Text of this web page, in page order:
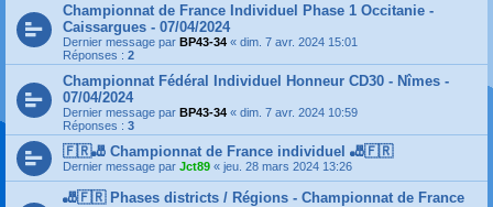
Championnat de France Individuel Phase 1 Occitanie -
Caissargues - 07/04/2024
Dernier message par BP43-34 « dim. 7 avr. 2024 15:01
Réponses : 2
Championnat Fédéral Individuel Honneur CD30 - Nîmes -
07/04/2024
Dernier message par BP43-34 « dim. 7 avr. 2024 10:59
Réponses : 3
🇫🇷🎳 Championnat de France individuel 🎳🇫🇷
Dernier message par Jct89 « jeu. 28 mars 2024 13:26
🎳🇫🇷 Phases districts / Régions - Championnat de France